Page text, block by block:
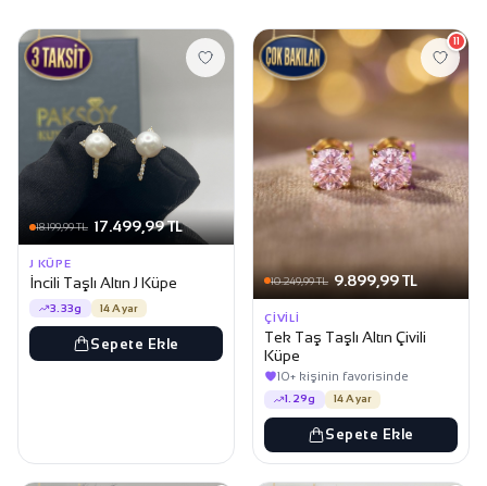
18.199,99 TL 17.499,99 TL
J KÜPE
İncili Taşlı Altın J Küpe
3.33g 14 Ayar
Sepete Ekle
10.249,99 TL 9.899,99 TL
11
ÇIVILI
Tek Taş Taşlı Altın Çivili
Küpe
10+ kişinin favorisinde
1.29g 14 Ayar
Sepete Ekle